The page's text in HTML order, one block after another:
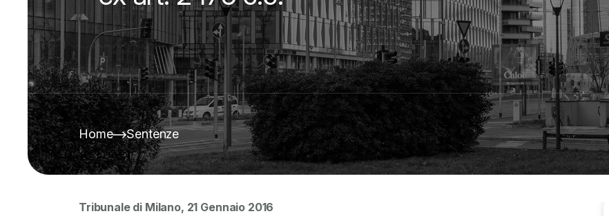
Home Sentenze
Tribunale di Milano, 21 Gennaio 2016